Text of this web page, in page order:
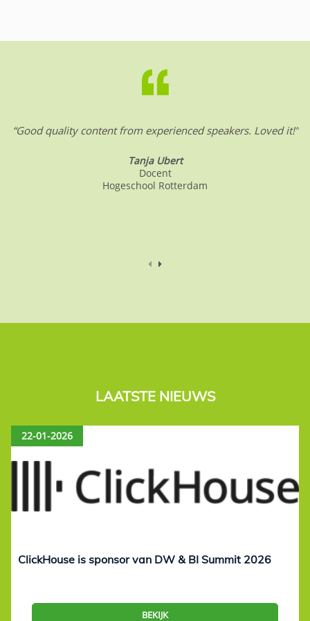
“Good quality content from experienced speakers. Loved it!”
Tanja Ubert
Docent
Hogeschool Rotterdam
LAATSTE NIEUWS
22-01-2026
ClickHouse is sponsor van DW & BI Summit 2026
BEKIJK